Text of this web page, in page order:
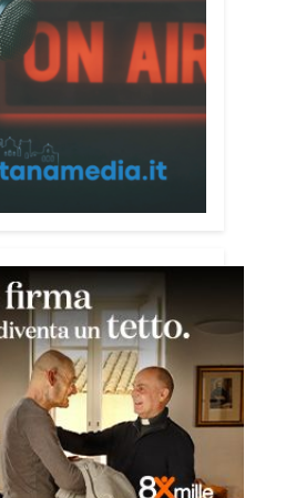
delle truffe ai danni
delle persone più fragili.
contro le truffe,
e da anni
sostegno alle persone
«L’idea di realizzare il
più fragili: anziani,
socialmente isolate,
lasciate sole e
per difendersi. La mia
e il contatto
vive situazioni di
hanno spinto a creare
concreto e
L’obiettivo era